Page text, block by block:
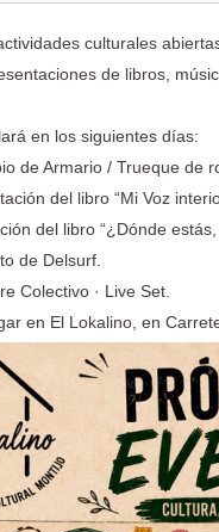
culturales
de libros,
en los siguientes días:
de Armario / Trueque de
del libro “Mi Voz
del libro “¿Dónde
de Delsurf.
Colectivo · Live Set.
en El Lokalino, en